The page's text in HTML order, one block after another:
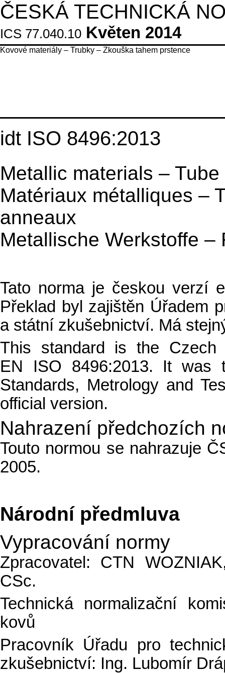
ČESKÁ TECHNICKÁ
ICS 77.040.10 Květen 2014
Kovové materiály – Trubky – Zkouška tahem prstence
idt ISO 8496:2013
Metallic materials –
Matériaux métalliques –
anneaux
Metallische Werkstoffe
Tato norma je českou verzí
Překlad byl zajištěn Úřadem
a státní zkušebnictví. Má
This standard is the Czech
EN ISO 8496:2013. It was
Standards, Metrology and
official version.
Nahrazení předchozích
Touto normou se nahrazuje
2005.
Národní předmluva
Vypracování normy
Zpracovatel: CTN
CSc.
Technická normalizační
kovů
Pracovník Úřadu pro
zkušebnictví: Ing. Lubomír